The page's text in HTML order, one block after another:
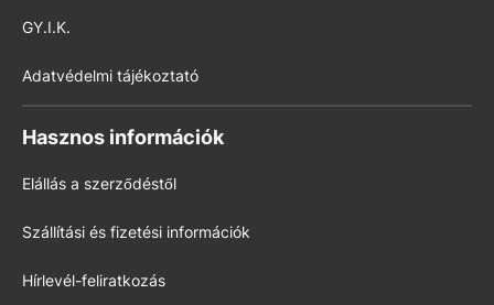
GY.I.K.
Adatvédelmi tájékoztató
Hasznos információk
Elállás a szerződéstől
Szállítási és fizetési információk
Hírlevél-feliratkozás